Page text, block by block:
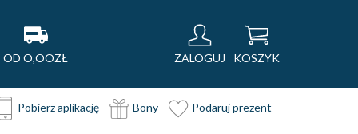
OD O,OOZŁ ZALOGUJ KOSZYK
Pobierz aplikację Bony Podaruj prezent